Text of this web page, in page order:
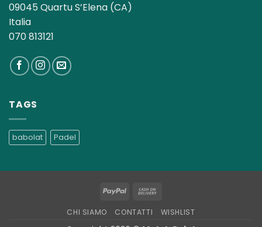
09045 Quartu S’Elena (CA)
Italia
070 813121
TAGS
babolat Padel
PayPal
Delivery
CHI SIAMO CONTATTI WISHLIST